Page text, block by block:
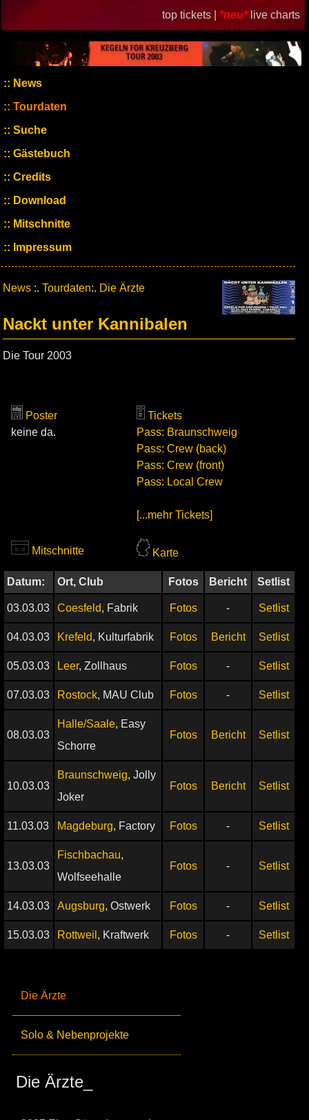
top tickets | *neu* live charts
News
Tourdaten
Suche
Gästebuch
Credits
Download
Mitschnitte
Impressum
Die Ärzte
Solo & Nebenprojekte
Die Ärzte_
News :. Tourdaten:. Die Ärzte
Nackt unter Kannibalen
Die Tour 2003
Poster
keine da.
Tickets
Pass: Braunschweig
Pass: Crew (back)
Pass: Crew (front)
Pass: Local Crew
[...mehr Tickets]
Mitschnitte Karte
Datum: Ort, Club Fotos Bericht Setlist
03.03.03 Coesfeld, Fabrik Fotos - Setlist
04.03.03 Krefeld, Kulturfabrik Fotos Bericht Setlist
05.03.03 Leer, Zollhaus Fotos - Setlist
07.03.03 Rostock, MAU Club Fotos - Setlist
08.03.03
Halle/Saale, Easy
Schorre
Fotos Bericht Setlist
10.03.03
Braunschweig, Jolly
Joker
Fotos Bericht Setlist
11.03.03 Magdeburg, Factory Fotos - Setlist
13.03.03
Fischbachau,
Wolfseehalle
Fotos - Setlist
14.03.03 Augsburg, Ostwerk Fotos - Setlist
15.03.03 Rottweil , Kraftwerk Fotos - Setlist